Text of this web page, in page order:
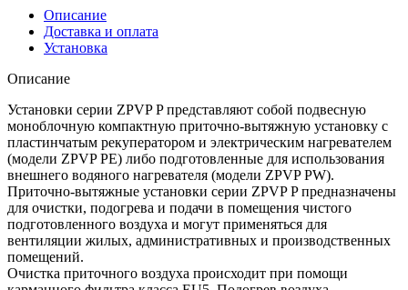
Описание
Доставка и оплата
Установка
Описание
Установки серии ZPVP P представляют собой подвесную
моноблочную компактную приточно-вытяжную установку с
пластинчатым рекуператором и электрическим нагревателем
(модели ZPVP PE) либо подготовленные для использования
внешнего водяного нагревателя (модели ZPVP PW).
Приточно-вытяжные установки серии ZPVP P предназначены
для очистки, подогрева и подачи в помещения чистого
подготовленного воздуха и могут применяться для
вентиляции жилых, административных и производственных
помещений.
Очистка приточного воздуха происходит при помощи